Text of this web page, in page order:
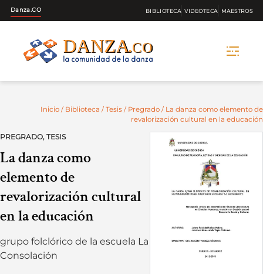
Danza.CO BIBLIOTECA VIDEOTECA MAESTROS
Inicio / Biblioteca / Tesis / Pregrado / La danza como elemento de
revalorización cultural en la educación
PREGRADO, TESIS
La danza como
elemento de
revalorización cultural
en la educación
grupo folclórico de la escuela La
Consolación